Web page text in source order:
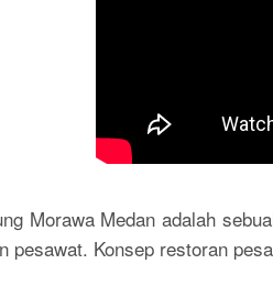
Morawa Medan adalah
pesawat. Konsep restoran